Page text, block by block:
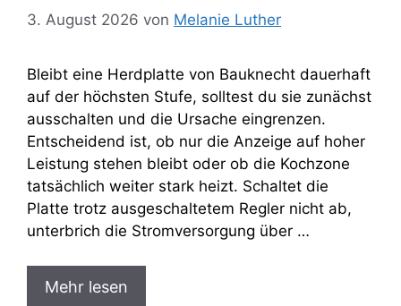
3. August 2026 von Melanie Luther
Bleibt eine Herdplatte von Bauknecht dauerhaft
auf der höchsten Stufe, solltest du sie zunächst
ausschalten und die Ursache eingrenzen.
Entscheidend ist, ob nur die Anzeige auf hoher
Leistung stehen bleibt oder ob die Kochzone
tatsächlich weiter stark heizt. Schaltet die
Platte trotz ausgeschaltetem Regler nicht ab,
unterbrich die Stromversorgung über …
Mehr lesen